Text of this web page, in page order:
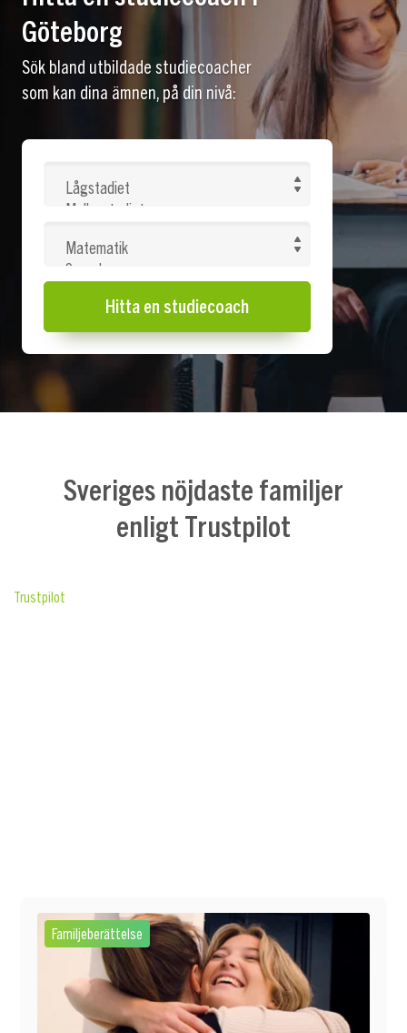
Göteborg
Sök bland utbildade studiecoacher
som kan dina ämnen, på din nivå:
Hitta en studiecoach
Sveriges nöjdaste familjer
enligt Trustpilot
Trustpilot
Familjeberättelse